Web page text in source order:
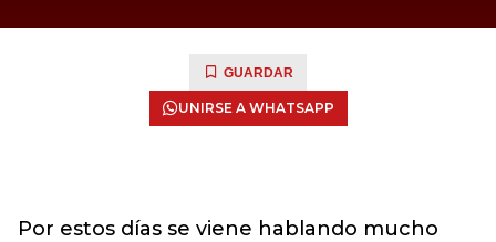
GUARDAR
UNIRSE A WHATSAPP
Por estos días se viene hablando mucho